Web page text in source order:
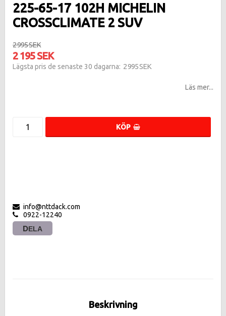
225-65-17 102H MICHELIN
CROSSCLIMATE 2 SUV
2 995 SEK
2 195 SEK
Lägsta pris de senaste 30 dagarna 2 995 SEK
Läs mer...
KÖP
info@nttdack.com
0922-12240
DELA
Beskrivning